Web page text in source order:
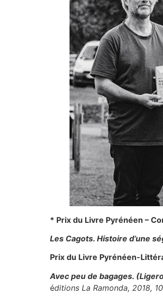
* Prix du Livre Pyrénéen –
Les Cagots. Histoire d’une
Prix du Livre Pyrénéen-Litté
Avec peu de bagages.
éditions La Ramonda, 2018,